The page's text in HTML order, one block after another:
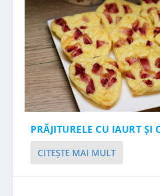
PRĂJITURELE CU IAURT ȘI
CITEŞTE MAI MULT